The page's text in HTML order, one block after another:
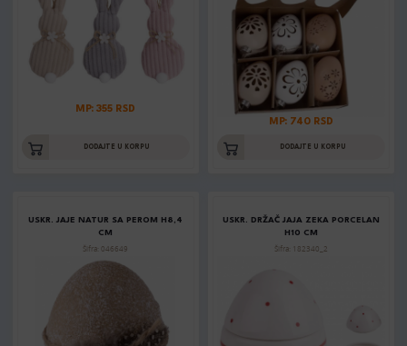
MP: 355 RSD
DODAJTE U KORPU
MP: 740 RSD
DODAJTE U KORPU
USKR. JAJE NATUR SA PEROM H8,4
CM
Šifra: 046649
USKR. DRŽAČ JAJA ZEKA PORCELAN
H10 CM
Šifra: 182340_2